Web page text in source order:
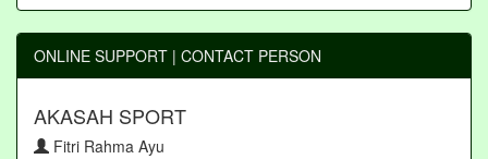
ONLINE SUPPORT | CONTACT PERSON
AKASAH SPORT
Fitri Rahma Ayu